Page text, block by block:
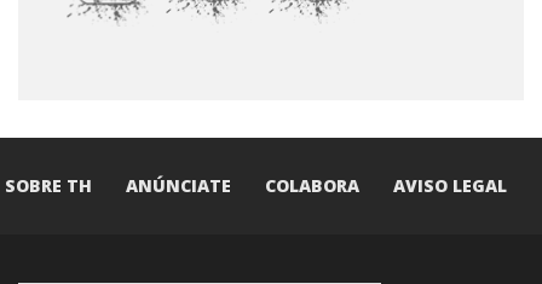
SOBRE TH ANÚNCIATE COLABORA AVISO LEGAL